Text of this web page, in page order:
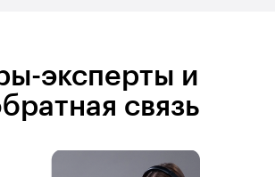
эксперты и
связь